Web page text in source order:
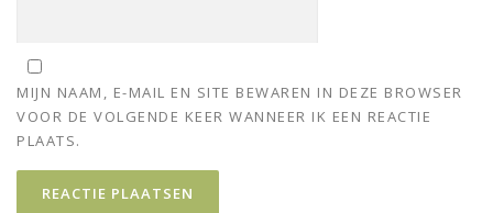
MIJN NAAM, E-MAIL EN SITE BEWAREN IN DEZE BROWSER
VOOR DE VOLGENDE KEER WANNEER IK EEN REACTIE
PLAATS.